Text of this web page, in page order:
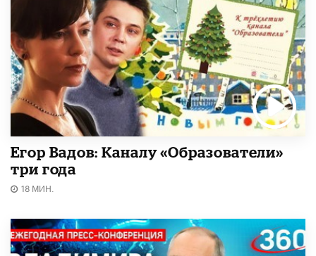
Егор Вадов: Каналу «Образователи»
три года
18 МИН.